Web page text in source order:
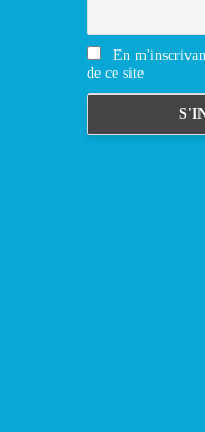
En
de ce site